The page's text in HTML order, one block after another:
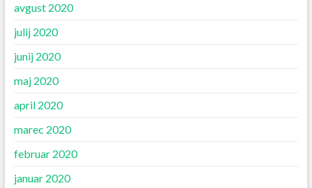
avgust 2020
julij 2020
junij 2020
maj 2020
april 2020
marec 2020
februar 2020
januar 2020